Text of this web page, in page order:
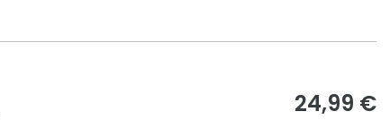
24,99 €